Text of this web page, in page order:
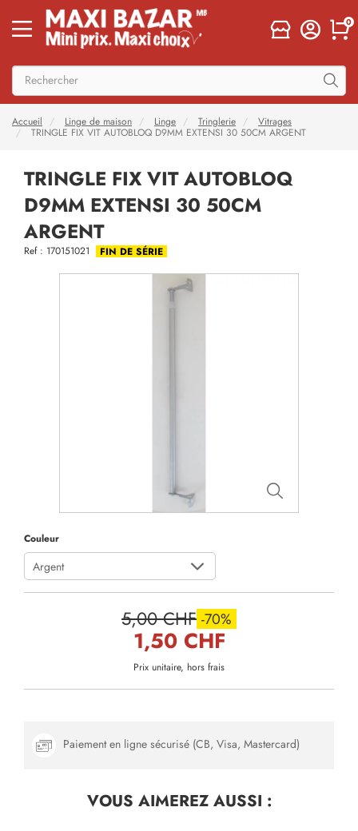
0
Accueil Linge de maison Linge Tringlerie
Vitrages
TRINGLE FIX VIT AUTOBLOQ D9MM EXTENSI 30 50CM ARGENT
TRINGLE FIX VIT AUTOBLOQ
D9MM EXTENSI 30 50CM
ARGENT
Ref : 170151021 FIN DE SÉRIE
Couleur
Argent
5,00 CHF -70%
1,50 CHF
Prix unitaire, hors frais
Paiement en ligne sécurisé (CB, Visa, Mastercard)
VOUS AIMEREZAUSSI :